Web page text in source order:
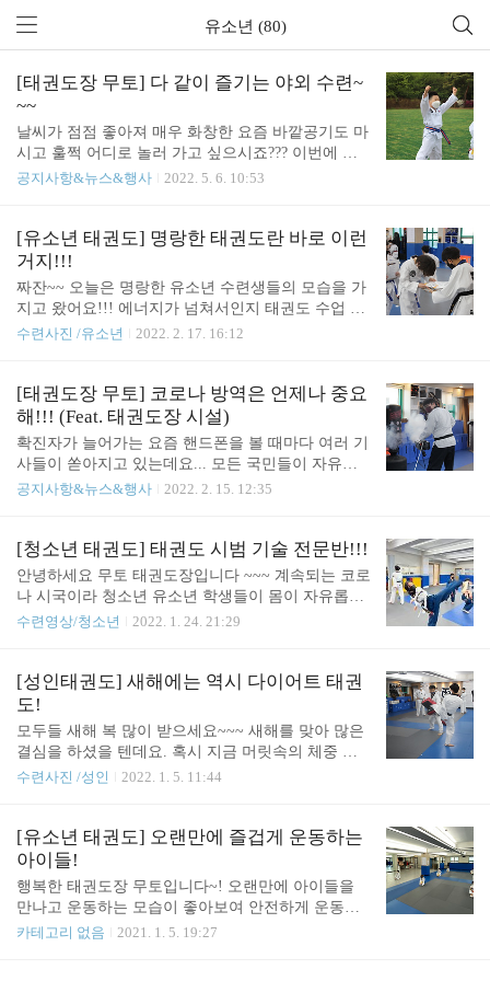
유소년 (80)
[태권도장 무토] 다 같이 즐기는 야외 수련~
~~
날씨가 점점 좋아져 매우 화창한 요즘 바깥공기도 마
시고 훌쩍 어디로 놀러 가고 싶으시죠??? 이번에 저
희 태권도장 무토에서는 다 같이 즐길 수 있는 야외
리고 보시고 궁금하시다면 서래관 1544-9196 / 서초
관 1544-9915로 언제든 연락 주세요~~~ :) 그럼 시작
합니다!!! 다 같이 인내 미션으로 몸통 지르기 100개
와 연속 발차기 100개를 성공적으로 해냈어요!!! 그
리고 존중 미션을 진행하면서 다 같이 단체사진도 찍
으며 기본동작도 열심히 했어요!!! 그리고 협동 미션
해냈어요!!! 완벽한 준비 완벽한 날씨 완벽한 행사 완
벽한 태권도장 무토..
공지사항&뉴스&행사 2022. 5. 6. 10:53
[유소년 태권도] 명랑한 태권도란 바로 이런
거지!!!
짜잔~~ 오늘은 명랑한 유소년 수련생들의 모습을 가
지고 왔어요!!! 에너지가 넘쳐서인지 태권도 수업 전
에는 귀엽게 장난치는데 그 모습을 지금 바로 공개합
~~~ 하지만 태권도 수업이 진행되면 모습이 바뀐다
는 사실을 알고 계시나요??? 색다른 모습을 지금 바
로 보시죠!!! 매 수업마다 명상을 하는데 음악이 나오
기 전과 후가 정말 다른 거 같아요!!! 상담문의는 154
4-9196 서래관 1544-9915 서초관 으로 부탁드려요~~
~ 명상이 끝났으니 이제 한번 달려 볼까??? 달리기가
소년 수련생들이 가장 어려워하는 품새를 배워 볼 거
예요!!! 모든 수련생들이..
수련사진 /유소년 2022. 2. 17. 16:12
[태권도장 무토] 코로나 방역은 언제나 중요
해!!! (Feat. 태권도장 시설)
확진자가 늘어가는 요즘 핸드폰을 볼 때마다 여러 기
사들이 쏟아지고 있는데요... 모든 국민들이 자유로
이 마스크를 벗기를 너무 원하고 있지만 마음처럼 되
히 방역을 성실히 임하고 있어요!!! 너무 프로페셔널
하지 않나요?^^ 누구나 깔끔하고 좋은 시설을 가질
수는 있지만 그냥 얻어지는 법은 없죠 항상 꾸준한
지 되는 태권도장 무토 한번 놀러 오세요~~~ 문의는
을 기르며 즐겁게 운동해요~~~ ^___^
공지사항&뉴스&행사 2022. 2. 15. 12:35
[청소년 태권도] 태권도 시범 기술 전문반!!!
안녕하세요 무토 태권도장입니다 ~~~ 계속되는 코로
나 시국이라 청소년 유소년 학생들이 몸이 자유롭게
활동한지 굉장히 오래되었죠 ㅠㅡㅠ 그래서 이번에
년/유소년 친구들에게 힘찬 격려의 박수 부탁 드려요
~~~ 시작한지 얼마 안되었지만 굉장히 잘하죠? 앞으
로 더욱 성장할 모습이 눈에 들어오네요!! 같이 운동
을 하고 싶은 친구들 또는 관심이 있거나 궁금한 친
구들은 연락 주세요~~ 번호는 바로 1544-9196 서래
관 1544-9915 서초관 그럼 다음에 또봐요~~~
수련영상/청소년 2022. 1. 24. 21:29
[성인태권도] 새해에는 역시 다이어트 태권
도!
모두들 새해 복 많이 받으세요~~~ 새해를 맞아 많은
결심을 하셨을 텐데요. 혹시 지금 머릿속의 체중 감
량/ 다이어트라는 생각이 떠오르셨나요??? 그렇다면
가 엄청나죠!!! 새해에도 어김없이 많은 분들이 모여
주셨는데요~~~ 역시 운동은 다 같이 해야 즐겁고 재
미가 있죠!!! 태권도의 멋지고 강력한 발차기를 차기
전에 인사의 예를 갖추며 부상 및 주의사항을 듣고
나서 시작!!! 이렇게 강하고 멋진 태권도 발차기를 차
는데 살이 안 빠질 수가 없죠~~~ 근력 향상과 스트레
수련사진 /성인 2022. 1. 5. 11:44
[유소년 태권도] 오랜만에 즐겁게 운동하는
아이들!
행복한 태권도장 무토입니다~! 오랜만에 아이들을
만나고 운동하는 모습이 좋아보여 안전하게 운동하
고 즐거워하는 모습을사진으로 가져와봤습니다!! 이
카테고리 없음 2021. 1. 5. 19:27